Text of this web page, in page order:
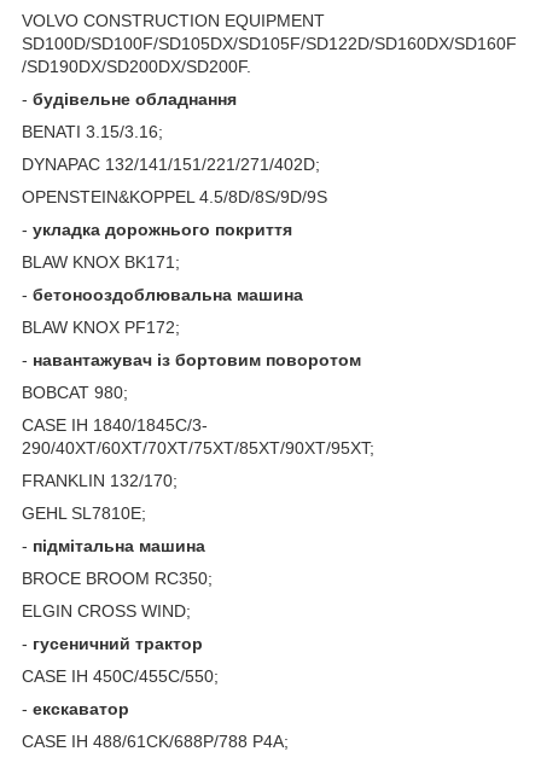
VOLVO CONSTRUCTION EQUIPMENT
SD100D/SD100F/SD105DX/SD105F/SD122D/SD160DX/SD160F
/SD190DX/SD200DX/SD200F.
- будівельне обладнання
BENATI 3.15/3.16;
DYNAPAC 132/141/151/221/271/402D;
OPENSTEIN&KOPPEL 4.5/8D/8S/9D/9S
- укладка дорожнього покриття
BLAW KNOX BK171;
- бетонооздоблювальна машина
BLAW KNOX PF172;
- навантажувач із бортовим поворотом
BOBCAT 980;
CASE IH 1840/1845C/3-
290/40XT/60XT/70XT/75XT/85XT/90XT/95XT;
FRANKLIN 132/170;
GEHL SL7810E;
- підмітальна машина
BROCE BROOM RC350;
ELGIN CROSS WIND;
- гусеничний трактор
CASE IH 450C/455C/550;
- екскаватор
CASE IH 488/61CK/688P/788 P4A;